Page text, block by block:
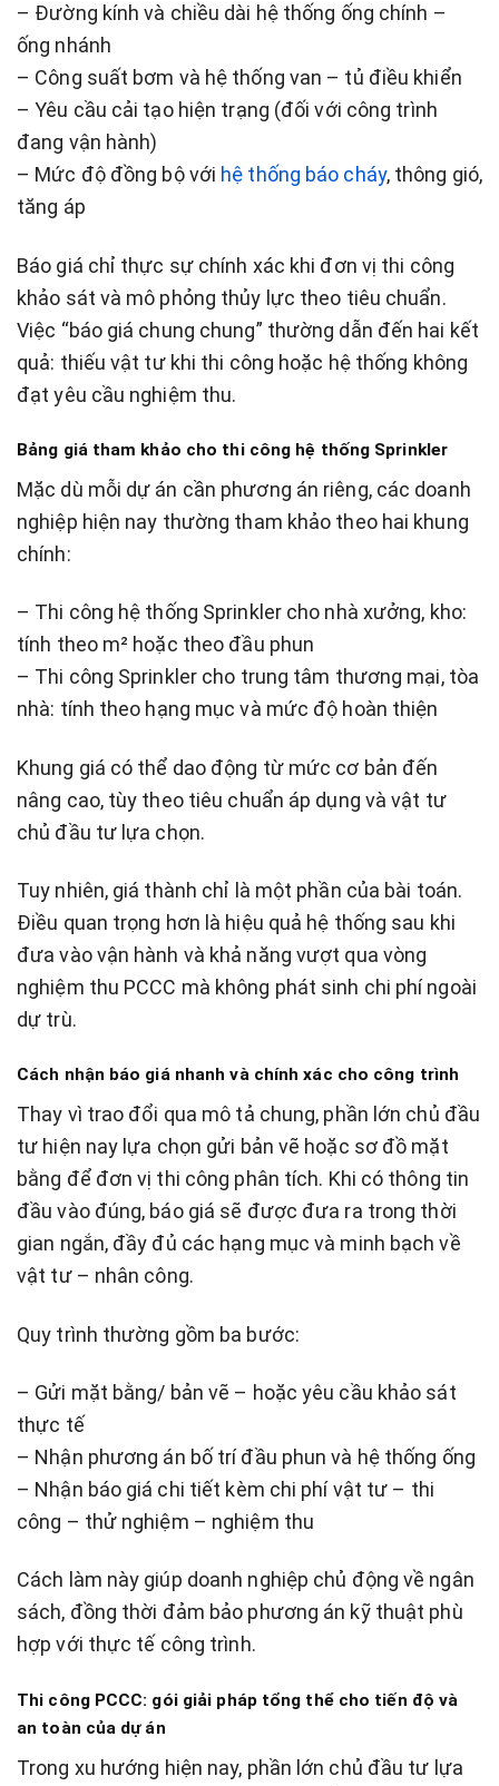
– Đường kính và chiều dài hệ thống ống chính –
ống nhánh
– Công suất bơm và hệ thống van – tủ điều khiển
– Yêu cầu cải tạo hiện trạng (đối với công trình
đang vận hành)
– Mức độ đồng bộ với hệ thống báo cháy, thông gió,
tăng áp
Báo giá chỉ thực sự chính xác khi đơn vị thi công
khảo sát và mô phỏng thủy lực theo tiêu chuẩn.
Việc “báo giá chung chung” thường dẫn đến hai kết
quả: thiếu vật tư khi thi công hoặc hệ thống không
đạt yêu cầu nghiệm thu.
Bảng giá tham khảo cho thi công hệ thống Sprinkler
Mặc dù mỗi dự án cần phương án riêng, các doanh
nghiệp hiện nay thường tham khảo theo hai khung
chính:
– Thi công hệ thống Sprinkler cho nhà xưởng, kho:
tính theo m² hoặc theo đầu phun
– Thi công Sprinkler cho trung tâm thương mại, tòa
nhà: tính theo hạng mục và mức độ hoàn thiện
Khung giá có thể dao động từ mức cơ bản đến
nâng cao, tùy theo tiêu chuẩn áp dụng và vật tư
chủ đầu tư lựa chọn.
Tuy nhiên, giá thành chỉ là một phần của bài toán.
Điều quan trọng hơn là hiệu quả hệ thống sau khi
đưa vào vận hành và khả năng vượt qua vòng
nghiệm thu PCCC mà không phát sinh chi phí ngoài
dự trù.
Cách nhận báo giá nhanh và chính xác cho công trình
Thay vì trao đổi qua mô tả chung, phần lớn chủ đầu
tư hiện nay lựa chọn gửi bản vẽ hoặc sơ đồ mặt
bằng để đơn vị thi công phân tích. Khi có thông tin
đầu vào đúng, báo giá sẽ được đưa ra trong thời
gian ngắn, đầy đủ các hạng mục và minh bạch về
vật tư – nhân công.
Quy trình thường gồm ba bước:
– Gửi mặt bằng/ bản vẽ – hoặc yêu cầu khảo sát
thực tế
– Nhận phương án bố trí đầu phun và hệ thống ống
– Nhận báo giá chi tiết kèm chi phí vật tư – thi
công – thử nghiệm – nghiệm thu
Cách làm này giúp doanh nghiệp chủ động về ngân
sách, đồng thời đảm bảo phương án kỹ thuật phù
hợp với thực tế công trình.
Thi công PCCC: gói giải pháp tổng thể cho tiến độ và
an toàn của dự án
Trong xu hướng hiện nay, phần lớn chủ đầu tư lựa